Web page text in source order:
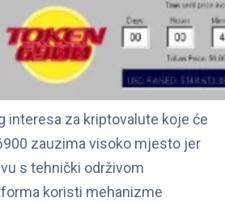
interesa za kriptovalute koje će
zauzima visoko mjesto jer
s tehnički održivom
koristi mehanizme